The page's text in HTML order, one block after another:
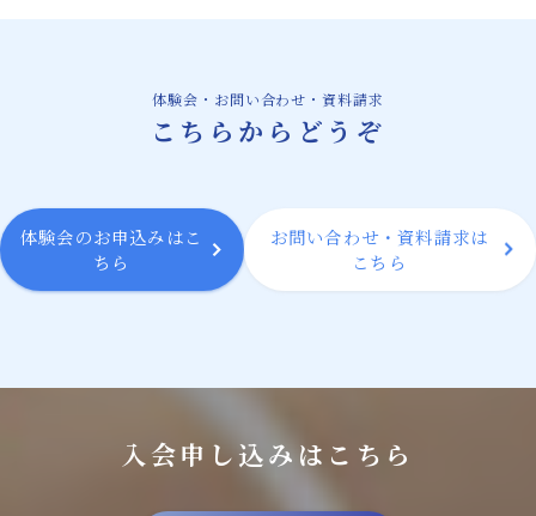
体験会・お問い合わせ・資料請求
こちらからどうぞ
体験会のお申込みはこ
ちら
お問い合わせ・資料請求は
こちら
入会申し込みはこちら